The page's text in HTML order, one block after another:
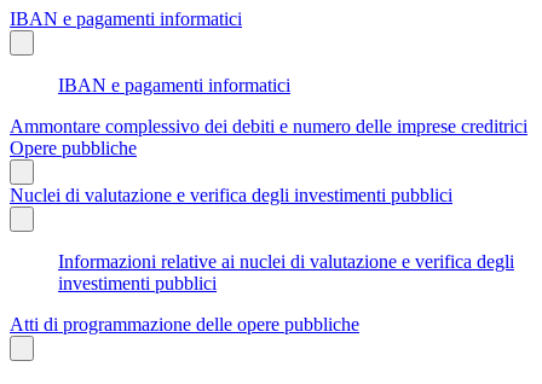
IBAN e pagamenti informatici
IBAN e pagamenti informatici
Ammontare complessivo dei debiti e numero delle imprese creditrici
Opere pubbliche
Nuclei di valutazione e verifica degli investimenti pubblici
Informazioni relative ai nuclei di valutazione e verifica degli
investimenti pubblici
Atti di programmazione delle opere pubbliche